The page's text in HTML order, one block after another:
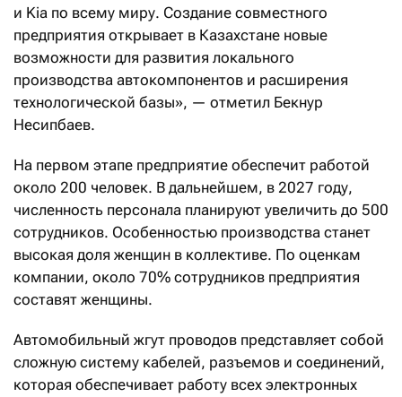
и Kia по всему миру. Создание совместного
предприятия открывает в Казахстане новые
возможности для развития локального
производства автокомпонентов и расширения
технологической базы», — отметил Бекнур
Несипбаев.
На первом этапе предприятие обеспечит работой
около 200 человек. В дальнейшем, в 2027 году,
численность персонала планируют увеличить до 500
сотрудников. Особенностью производства станет
высокая доля женщин в коллективе. По оценкам
компании, около 70% сотрудников предприятия
составят женщины.
Автомобильный жгут проводов представляет собой
сложную систему кабелей, разъемов и соединений,
которая обеспечивает работу всех электронных